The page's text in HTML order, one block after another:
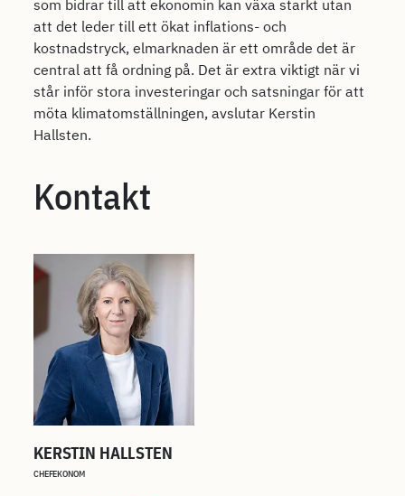
som bidrar till att ekonomin kan växa starkt utan
att det leder till ett ökat inflations- och
kostnadstryck, elmarknaden är ett område det är
central att få ordning på. Det är extra viktigt när vi
står inför stora investeringar och satsningar för att
möta klimatomställningen, avslutar Kerstin
Hallsten.
Kontakt
KERSTIN HALLSTEN
CHEFEKONOM